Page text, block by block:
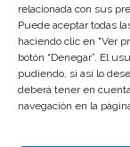
relacionada con sus
Puede aceptar todas
haciendo clic en "Ver
botón “Denegar”. El
pudiendo, si así lo
deberá tener en
navegación en la
He leído y acepto las